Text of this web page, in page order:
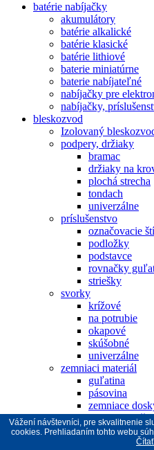
Vážení návštevníci, pre skvalitnenie
cookies. Prehliadaním tohto webu
batérie nabíjačky
akumulátory
batérie alkalické
batérie klasické
batérie lithiové
baterie miniatúrne
baterie nabíjateľné
nabíjačky pre
nabíjačky,
bleskozvod
Izolovaný
podpery, držiaky
bramac
držiaky na
plochá strecha
tondach
univerzálne
príslušenstvo
označovacie
podložky
podstavce
rovnačky
striešky
svorky
krížové
na potrubie
okapové
skúšobné
univerzálne
zemniaci materiál
guľatina
pásovina
zemniace
zemniace tyče
zvodový materiál